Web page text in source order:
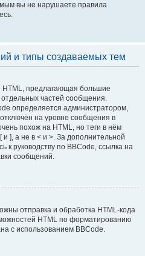
вы не нарушаете правила
и типы создаваемых тем
предлагающая большие
частей сообщения.
определяется администратором,
на уровне сообщения в
похож на HTML, но теги в нём
и ], а не в < и >. За дополнительной
к руководству по BBCode, ссылка на
сообщений.
отправка и обработка HTML-кода
HTML по форматированию
с использованием BBCode.